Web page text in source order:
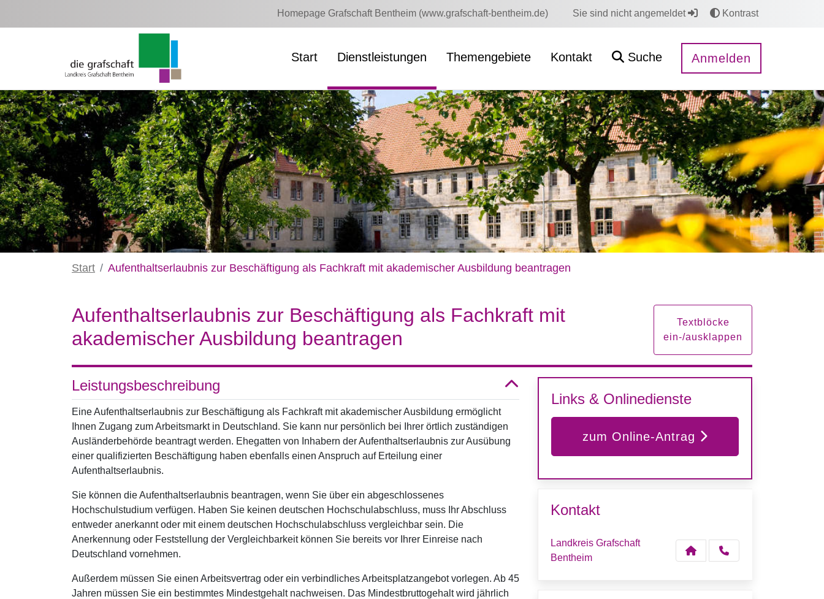
Homepage Grafschaft Bentheim (www.grafschaft-bentheim.de) Sie sind nicht angemeldet Kontrast
Start Dienstleistungen Themengebiete Kontakt Suche Anmelden
Start Aufenthaltserlaubnis zur Beschäftigung als Fachkraft mit akademischer Ausbildung beantragen
Aufenthaltserlaubnis zur Beschäftigung als Fachkraft mit
akademischer Ausbildung beantragen
Textblöcke
ein-/ausklappen
Leistungsbeschreibung
Eine Aufenthaltserlaubnis zur Beschäftigung als Fachkraft mit akademischer Ausbildung ermöglicht
Ihnen Zugang zum Arbeitsmarkt in Deutschland. Sie kann nur persönlich bei Ihrer örtlich zuständigen
Ausländerbehörde beantragt werden. Ehegatten von Inhabern der Aufenthaltserlaubnis zur Ausübung
einer qualifizierten Beschäftigung haben ebenfalls einen Anspruch auf Erteilung einer
Aufenthaltserlaubnis.
Sie können die Aufenthaltserlaubnis beantragen, wenn Sie über ein abgeschlossenes
Hochschulstudium verfügen. Haben Sie keinen deutschen Hochschulabschluss, muss Ihr Abschluss
entweder anerkannt oder mit einem deutschen Hochschulabschluss vergleichbar sein. Die
Anerkennung oder Feststellung der Vergleichbarkeit können Sie bereits vor Ihrer Einreise nach
Deutschland vornehmen.
Außerdem müssen Sie einen Arbeitsvertrag oder ein verbindliches Arbeitsplatzangebot vorlegen. Ab 45
Jahren müssen Sie ein bestimmtes Mindestgehalt nachweisen. Das Mindestbruttogehalt wird jährlich
Links & Onlinedienste
zum Online-Antrag
Kontakt
Landkreis Grafschaft
Bentheim